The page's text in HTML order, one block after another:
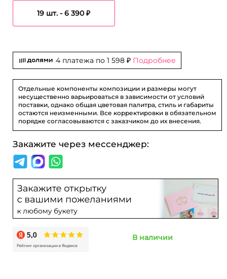
19 шт. -6 390 ₽
4 платежа по 1 598 ₽ Подробнее
Отдельные компоненты композиции и размеры могут
несущественно варьироваться в зависимости от условий
поставки, однако общая цветовая палитра, стиль и габариты
остаются неизменными. Все корректировки в обязательном
порядке согласовываются с заказчиком до их внесения.
Закажите через мессенджер:
В наличии